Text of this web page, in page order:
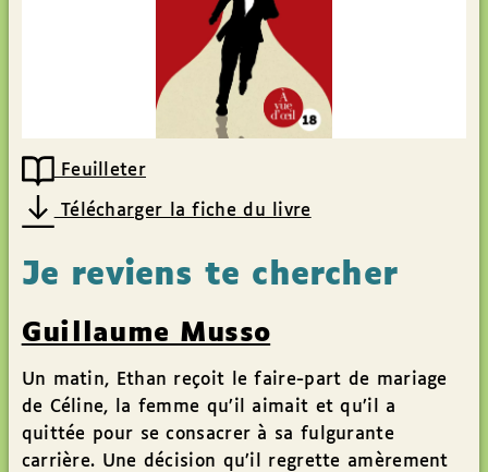
Feuilleter
Télécharger la fiche du livre
Je reviens te chercher
Guillaume Musso
Un matin, Ethan reçoit le faire-part de mariage
de Céline, la femme qu’il aimait et qu’il a
quittée pour se consacrer à sa fulgurante
carrière. Une décision qu’il regrette amèrement